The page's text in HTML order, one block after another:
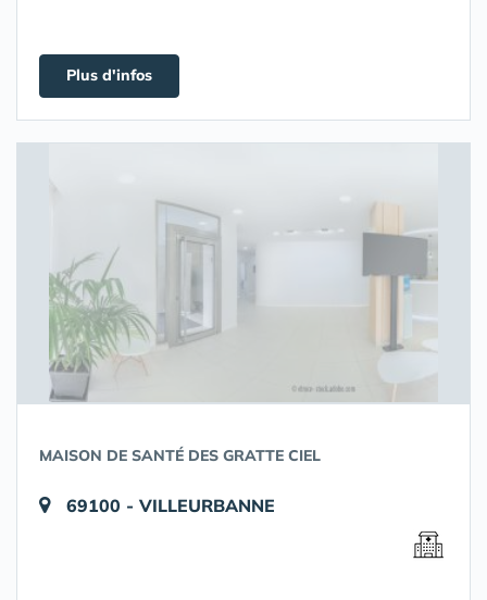
Plus d'infos
MAISON DE SANTÉ DES GRATTE CIEL
69100 - VILLEURBANNE